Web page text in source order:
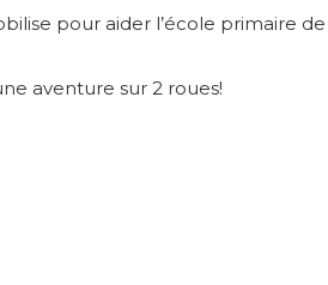
pour aider l’école primaire de
aventure sur 2 roues!